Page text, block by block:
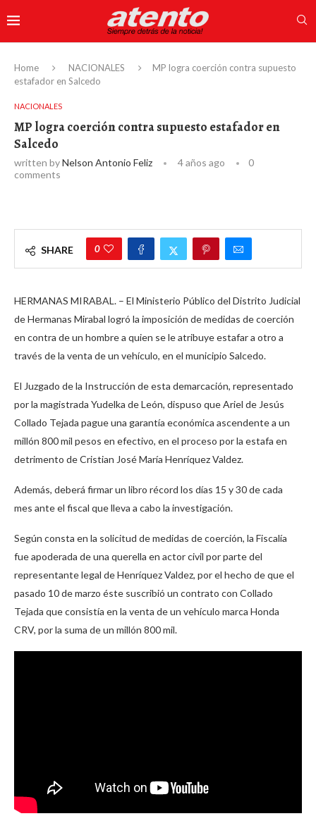
Home NACIONALES
MP logra coerción contra supuesto
estafador en Salcedo
NACIONALES
MP logra coerción contra supuesto estafador en
Salcedo
written byNelson Antonio Feliz 4 años ago
0
comments
SHARE 0
HERMANAS MIRABAL. – El Ministerio Público del Distrito Judicial
de Hermanas Mirabal logró la imposición de medidas de coerción
en contra de un hombre a quien se le atribuye estafar a otro a
través de la venta de un vehículo, en el municipio Salcedo.
El Juzgado de la Instrucción de esta demarcación, representado
por la magistrada Yudelka de León, dispuso que Ariel de Jesús
Collado Tejada pague una garantía económica ascendente a un
millón 800 mil pesos en efectivo, en el proceso por la estafa en
detrimento de Cristian José María Henríquez Valdez.
Además, deberá firmar un libro récord los días 15 y 30 de cada
mes ante el fiscal que lleva a cabo la investigación.
Según consta en la solicitud de medidas de coerción, la Fiscalía
fue apoderada de una querella en actor civil por parte del
representante legal de Henríquez Valdez, por el hecho de que el
pasado 10 de marzo éste suscribió un contrato con Collado
Tejada que consistía en la venta de un vehículo marca Honda
CRV, por la suma de un millón 800 mil.